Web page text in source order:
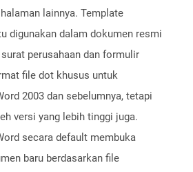
lainnya. Template
digunakan dalam dokumen resmi
perusahaan dan formulir
file dot khusus untuk
2003 dan sebelumnya, tetapi
versi yang lebih tinggi juga.
secara default membuka
baru berdasarkan file